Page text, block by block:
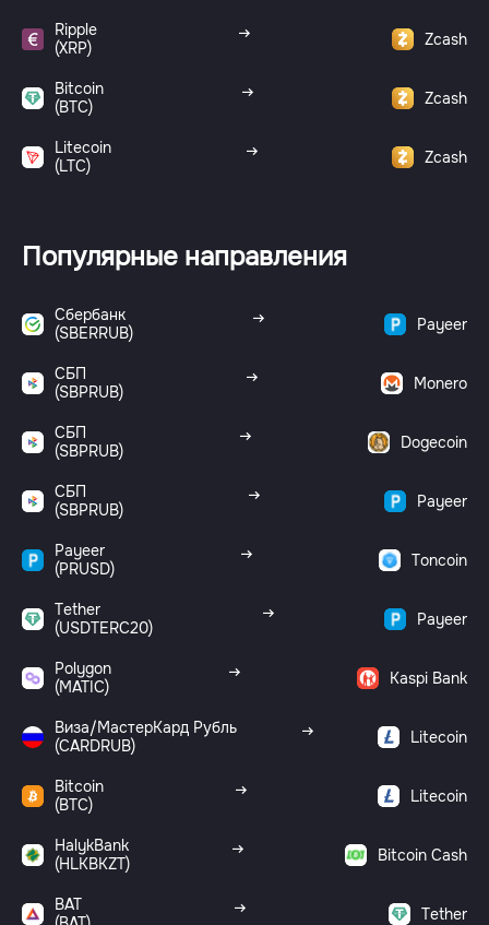
Ripple
(XRP)
Zcash
Bitcoin
(BTC)
Zcash
Litecoin
(LTC)
Zcash
Популярные направления
Сбербанк
(SBERRUB)
Payeer
СБП
(SBPRUB)
Monero
СБП
(SBPRUB)
Dogecoin
СБП
(SBPRUB)
Payeer
Payeer
(PRUSD)
Toncoin
Tether
(USDTERC20)
Payeer
Polygon
(MATIC)
Kaspi Bank
Виза/МастерКард Рубль
(CARDRUB)
Litecoin
Bitcoin
(BTC)
Litecoin
HalykBank
(HLKBKZT)
Bitcoin Cash
BAT
Tether